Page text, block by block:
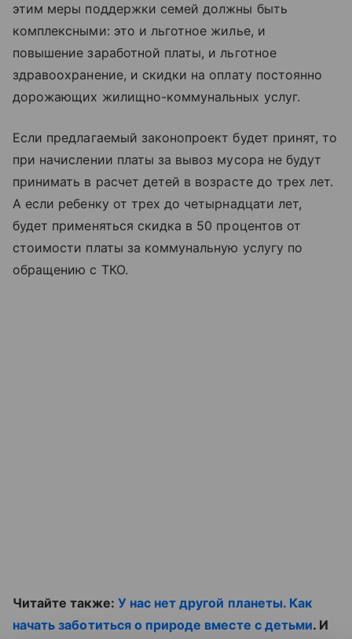
этим меры поддержки семей должны быть
комплексными: это и льготное жилье, и
повышение заработной платы, и льготное
здравоохранение, и скидки на оплату постоянно
дорожающих жилищно-коммунальных услуг.
Если предлагаемый законопроект будет принят, то
при начислении платы за вывоз мусора не будут
принимать в расчет детей в возрасте до трех лет.
А если ребенку от трех до четырнадцати лет,
будет применяться скидка в 50 процентов от
стоимости платы за коммунальную услугу по
обращению с ТКО.
Читайте также: У нас нет другой планеты. Как
начать заботиться о природе вместе с детьми. И